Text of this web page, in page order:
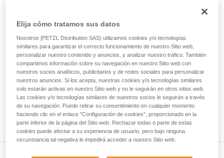
través de un profesional su capacidad para
ejecutar estas técnicas, solo y con total
seguridad, antes de ejecutarlas de forma
autónoma.
Damos ejemplos de técnicas relacionadas con
su actividad. Pueden existir otras que no
describimos aquí.
establecer la longitud antes de cortarla. Petzl utiliza el
La posición de Petzl es garantizar que sus cuerdas nuevas
como mínimo tengan la longitud nominal anunciada. Por
ejemplo, una cuerda nueva Petzl de 50 metros podrá medir
como mínimo 50 metros y como máximo 52 metros. Otro
ejemplo: una cuerda nueva Petzl de 70 metros podrá medir
como mínimo 70 metros y como máximo 73 metros. De igual
modo, para la posición de la mitad de la cuerda puede
observar una diferencia de 1,2 m entre las dos puntas de la
cuerda.
Elija cómo tratamos sus datos
Nosotros [PETZL Distribution SAS) utilizamos cookies y/o tecnologías
similares para garantizar el correcto funcionamiento de nuestro Sitio web,
personalizar nuestro contenido y anuncios, y analizar nuestro tráfico. También
compartimos información sobre su navegación en nuestro Sitio web con
nuestros socios analíticos, publicitarios y de redes sociales para personalizar
nuestros anuncios. Si los acepta, nuestras cookies y/o tecnologías similares
solo estarán activas en nuestro Sitio web y no le seguirán en otros sitios web.
Las cookies y/o tecnologías similares de nuestros socios le seguirán a través
de su navegación. Puede retirar su consentimiento en cualquier momento
haciendo clic en el enlace "Configuración de cookies", proporcionado en la
parte inferior de la página del Sitio web. Rechazar todas o parte de estas
cookies puede afectar a su experiencia de usuario, pero bajo ninguna
circunstancia tal negativa le impedirá acceder a nuestro Sitio web.